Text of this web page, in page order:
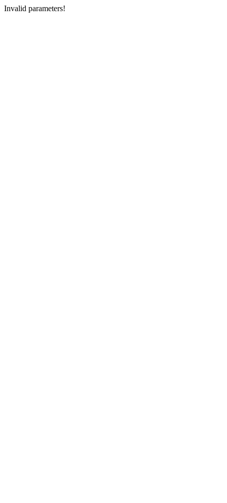
Invalid parameters!